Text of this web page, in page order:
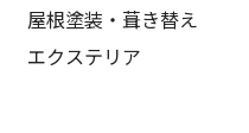
屋根塗装・葺き替え
エクステリア